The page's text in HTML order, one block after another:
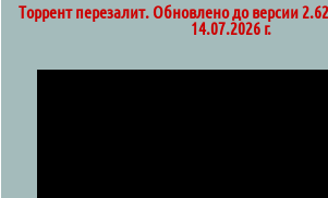
Торрент перезалит. Обновлено до версии
14.07.2026 г.